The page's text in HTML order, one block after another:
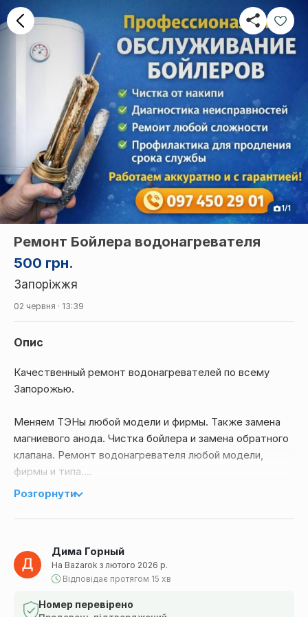
1/1
500 грн.
Ремонт Бойлера водонагревателя
Запоріжжя
02 червня · 13:39
Дима Горный
На Bazarok з лютого 2026 р.
Відповідає протягом 15 хв
Номер перевірено
Опис
Качественный ремонт водонагревателей по всему
Запорожью.
Меняем ТЭНы любой модели и фирмы. Также замена
магниевого анода. Чистка бойлера и замена обратного
клапана. Ремонт водонагревателя любой модели,
фирмы и типа.
скидки. Наша команда опытных мастеров готова
оперативно выехать к вам, чтобы вернуть ваш
водонагреватель к полноценной работе. Мы понимаем,
насколько важна бесперебойная подача горячей воды,
Розгорнути